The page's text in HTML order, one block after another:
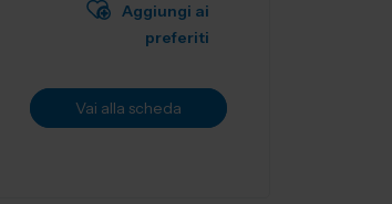
Aggiungi ai
preferiti
Vai alla scheda